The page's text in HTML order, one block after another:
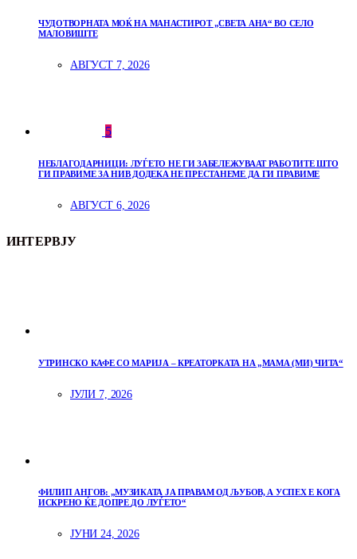
ЧУДОТВОРНАТА МОЌ НА МАНАСТИРОТ „СВЕТА АНА“ ВО СЕЛО
МАЛОВИШТЕ
АВГУСТ 7, 2026
5
НЕБЛАГОДАРНИЦИ: ЛУЃЕТО НЕ ГИ ЗАБЕЛЕЖУВААТ РАБОТИТЕ ШТО
ГИ ПРАВИМЕ ЗА НИВ ДОДЕКА НЕ ПРЕСТАНЕМЕ ДА ГИ ПРАВИМЕ
АВГУСТ 6, 2026
ИНТЕРВЈУ
УТРИНСКО КАФЕ СО МАРИЈА – КРЕАТОРКАТА НА „МАМА (МИ) ЧИТА“
ЈУЛИ 7, 2026
ФИЛИП АНГОВ: „МУЗИКАТА ЈА ПРАВАМ ОД ЉУБОВ, А УСПЕХ Е КОГА
ИСКРЕНО ЌЕ ДОПРЕ ДО ЛУЃЕТО“
ЈУНИ 24, 2026